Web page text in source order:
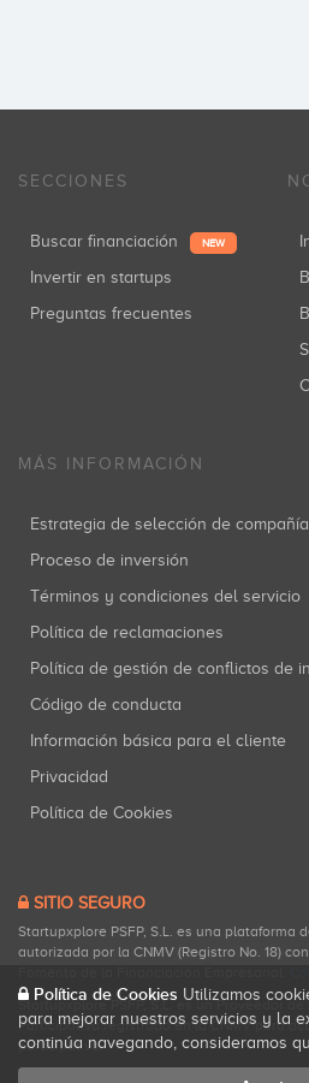
SECCIONES
Buscar financiación NEW
Invertir en startups
Preguntas frecuentes
MÁS INFORMACIÓN
Estrategia de selección de
Proceso de inversión
Términos y condiciones del servicio
Política de reclamaciones
Política de gestión de conflictos de
Código de conducta
Información básica para el cliente
Privacidad
Política de Cookies
SITIO SEGURO
Startupxplore PSFP, S.L. es una plataforma
autorizada por la CNMV (Registro No. 18)
Startupxplore PSFP, S.L. es un Proveedor
Participativa registrado en la CNMV para
participativa.
Política de Cookies Utilizamos
para mejorar nuestros servicios y la
continúa navegando, consideramos